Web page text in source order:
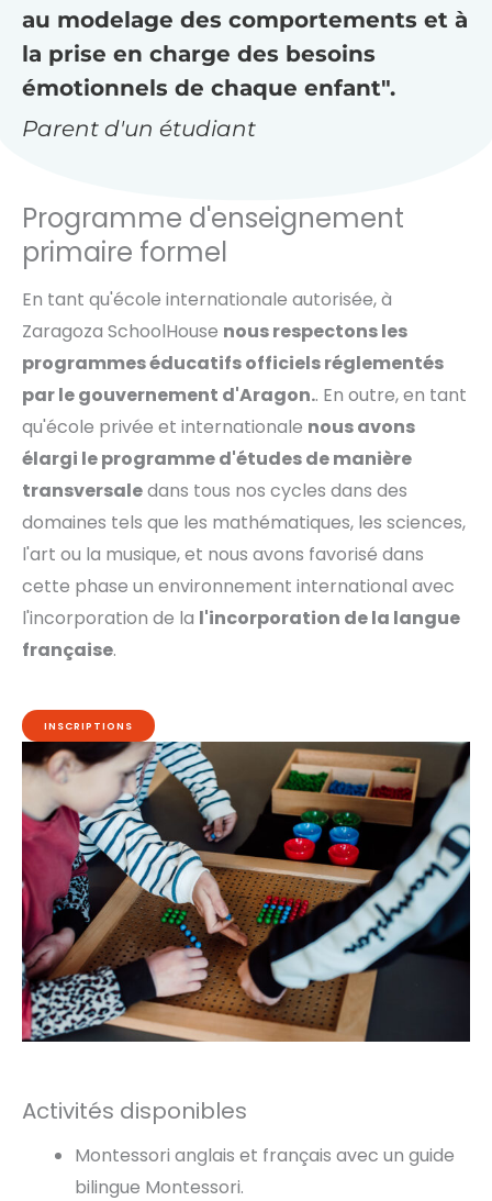
au modelage des comportements et à
la prise en charge des besoins
émotionnels de chaque enfant".
Parent d'un étudiant
Programme d'enseignement
primaire formel
En tant qu'école internationale autorisée, à
Zaragoza SchoolHouse nous respectons les
programmes éducatifs officiels réglementés
par le gouvernement d'Aragon.. En outre, en tant
qu'école privée et internationale nous avons
élargi le programme d'études de manière
transversaledans tous nos cycles dans des
domaines tels que les mathématiques, les sciences,
l'art ou la musique, et nous avons favorisé dans
cette phase un environnement international avec
l'incorporation de la l'incorporation de la langue
française.
INSCRIPTIONS
Activités disponibles
Montessori anglais et français avec un guide
bilingue Montessori.